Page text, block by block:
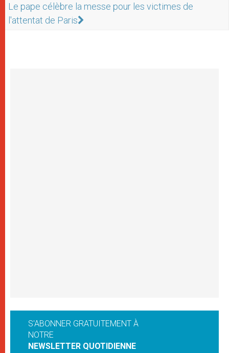
Le pape célèbre la messe pour les victimes de
l'attentat de Paris
S'ABONNER GRATUITEMENT À
NOTRE
NEWSLETTER QUOTIDIENNE